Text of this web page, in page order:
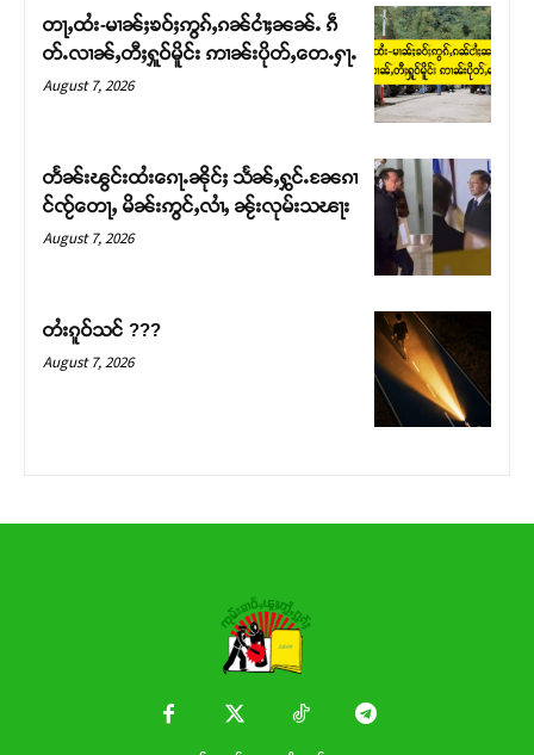
Support SHAN
တႃႇႁႂ်ႈသဵင်ၵၢင်ၸႂ်ၵူၼ်းမိူင်း ၵူႈတီႈၵူႈလႅၼ်ပေႃးတေၸွ
ဝ်ႇၽူႈတွႆႇႁွၵ်ႈ လႆႈယူႇၶႃႈဢေႃႈ။
တႃႇထႆး-မၢၼ်ႈၶဝ်ႈဢွၵ်ႇၵၼ်ငၢႆႈၼၼ်ႉ ၵဵ
တ်ႉလၢၼ်ႇတီႈႁူဝ်မိူင်း ဢၢၼ်းပိုတ်ႇတေႉႁႃႉ
August 7, 2026
တႅၼ်းၽွင်းထႆးၵေႃႉၼိုင်ႈ သႅၼ်ႇႁွင်ႉၼႄၵၢ
င်ၸႂ်တေႃႇ မိၼ်းဢွင်ႇလၢႆႇ ၼႂ်းလုမ်းသၽႃး
August 7, 2026
တႆးၵူဝ်သင် ???
August 7, 2026